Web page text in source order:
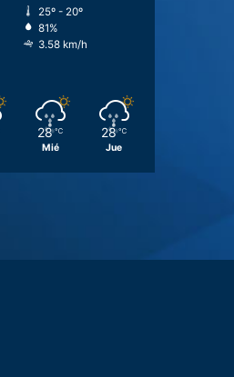
25º - 20º
81%
3.58 km/h
28 ℃
Mié
28 ℃
Jue